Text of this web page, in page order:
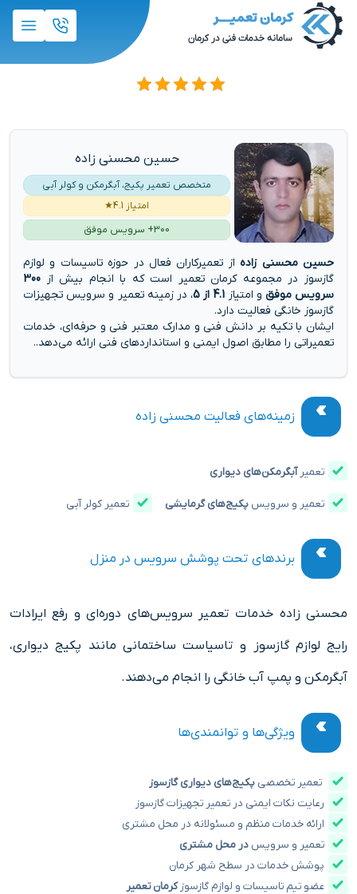
حسین محسنی زاده
متخصص تعمیر پکیج، آبگرمکن و کولر آبی
امتیاز 4.1★
300+ سرویس موفق
حسین محسنی زاده از تعمیرکاران فعال در حوزه تاسیسات و لوازم
گازسوز در مجموعه کرمان تعمیر است که با انجام بیش از 300
سرویس موفق و امتیاز 4.1 از 5
، در زمینه تعمیر و سرویس تجهیزات
گازسوز خانگی فعالیت دارد.
ایشان با تکیه بر دانش فنی و مدارک معتبر فنی و حرفه‌ای، خدمات
تعمیراتی را مطابق اصول ایمنی و استانداردهای فنی ارائه می‌دهد..
زمینه‌های فعالیت محسنی زاده
تعمیرآبگرمکن‌های دیواری
تعمیر و سرویس پکیج‌های گرمایشی تعمیر کولر آبی
برندهای تحت پوشش سرویس در منزل
محسنی زاده خدمات تعمیر سرویس‌های دوره‌ای و رفع ایرادات
رایج لوازم گازسوز و تاسیاست ساختمانی مانند پکیج دیواری،
آبگرمکن و پمپ آب خانگی را انجام می‌دهند.
ویژگی‌ها و توانمندی‌ها
تعمیر تخصصی پکیج‌های دیواری گازسوز
رعایت نکات ایمنی در تعمیر تجهیزات گازسوز
ارائه خدمات منظم و مسئولانه در محل مشتری
تعمیر و سرویس در محل مشتری
پوشش خدمات در سطح شهر کرمان
عضو تیم تاسیسات و لوازم گازسوزکرمان تعمیر